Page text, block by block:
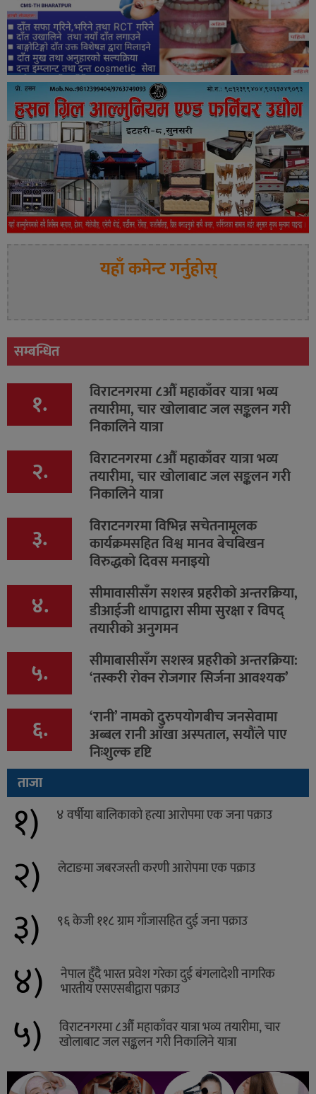
यहाँ कमेन्ट गर्नुहोस्
सम्बन्धित
१. विराटनगरमा ८औँ महाकाँवर यात्रा भव्य
तयारीमा, चार खोलाबाट जल सङ्कलन गरी
निकालिने यात्रा
२. विराटनगरमा ८औँ महाकाँवर यात्रा भव्य
तयारीमा, चार खोलाबाट जल सङ्कलन गरी
निकालिने यात्रा
३. विराटनगरमा विभिन्न सचेतनामूलक
कार्यक्रमसहित विश्व मानव बेचबिखन
विरुद्धको दिवस मनाइयो
४. सीमावासीसँग सशस्त्र प्रहरीको अन्तरक्रिया,
डीआईजी थापाद्वारा सीमा सुरक्षा र विपद्
तयारीको अनुगमन
५. सीमाबासीसँग सशस्त्र प्रहरीको अन्तरक्रिया:
‘तस्करी रोक्न रोजगार सिर्जना आवश्यक’
६. ‘रानी’ नामको दुरुपयोगबीच जनसेवामा
अब्बल रानी आँखा अस्पताल, सयौंले पाए
निःशुल्क दृष्टि
ताजा
१) ४ वर्षीया बालिकाको हत्या आरोपमा एक जना पक्राउ
२) लेटाङमा जबरजस्ती करणी आरोपमा एक पक्राउ
३) ९६ केजी ११८ ग्राम गाँजासहित दुई जना पक्राउ
४) नेपाल हुँदै भारत प्रवेश गरेका दुई बंगलादेशी नागरिक
भारतीय एसएसबीद्वारा पक्राउ
५) विराटनगरमा ८औँ महाकाँवर यात्रा भव्य तयारीमा, चार
खोलाबाट जल सङ्कलन गरी निकालिने यात्रा